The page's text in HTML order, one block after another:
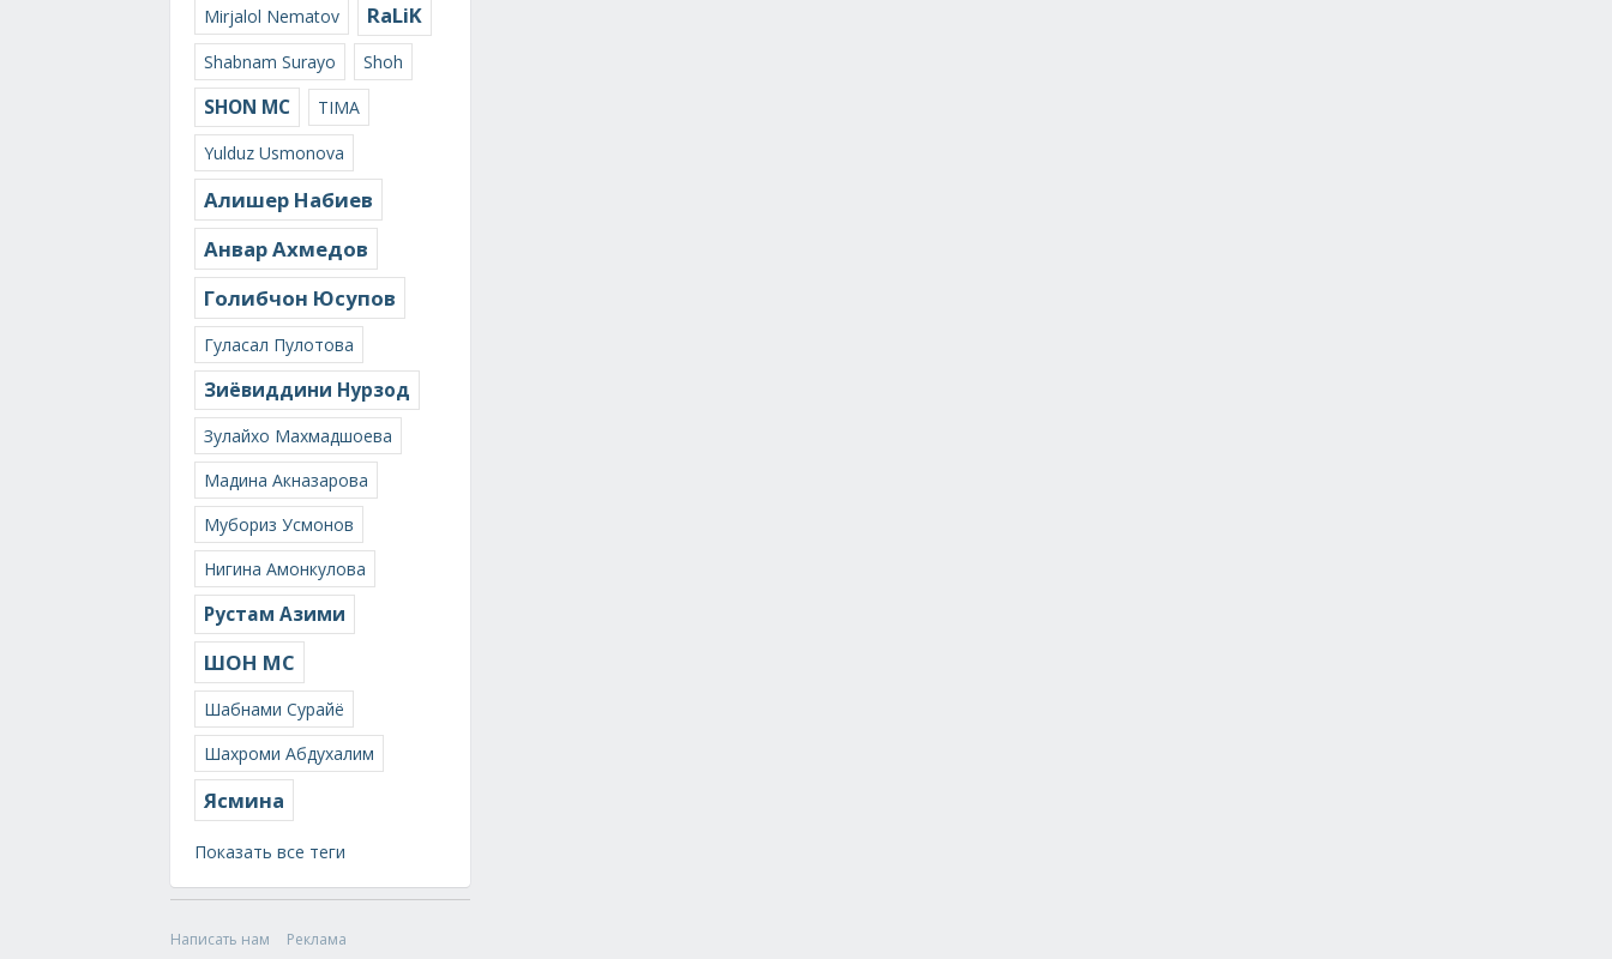
Mirjalol Nematov RaLiK
Shabnam Surayo Shoh
SHON MC
TIMA
Yulduz Usmonova
Алишер Набиев
Анвар Ахмедов
Голибчон Юсупов
Гуласал Пулотова
Зиёвиддини Нурзод
Зулайхо Махмадшоева
Мадина Акназарова
Мубориз Усмонов
Нигина Амонкулова
Рустам Азими
ШОН МС
Шабнами Сурайё
Шахроми Абдухалим
Ясмина
Показать все теги
Написать нам
Реклама